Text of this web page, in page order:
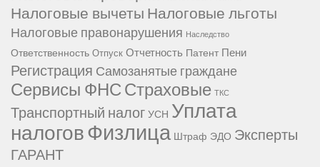
Налоговые вычетыНалоговые льготы
Налоговые правонарушения Наследство
Ответственность Отпуск Отчетность Патент Пени
Регистрация Самозанятые граждане
Сервисы ФНССтраховые ТКС
Транспортный налогУСН Уплата
налоговФизлица Штраф ЭДО Эксперты
ГАРАНТ